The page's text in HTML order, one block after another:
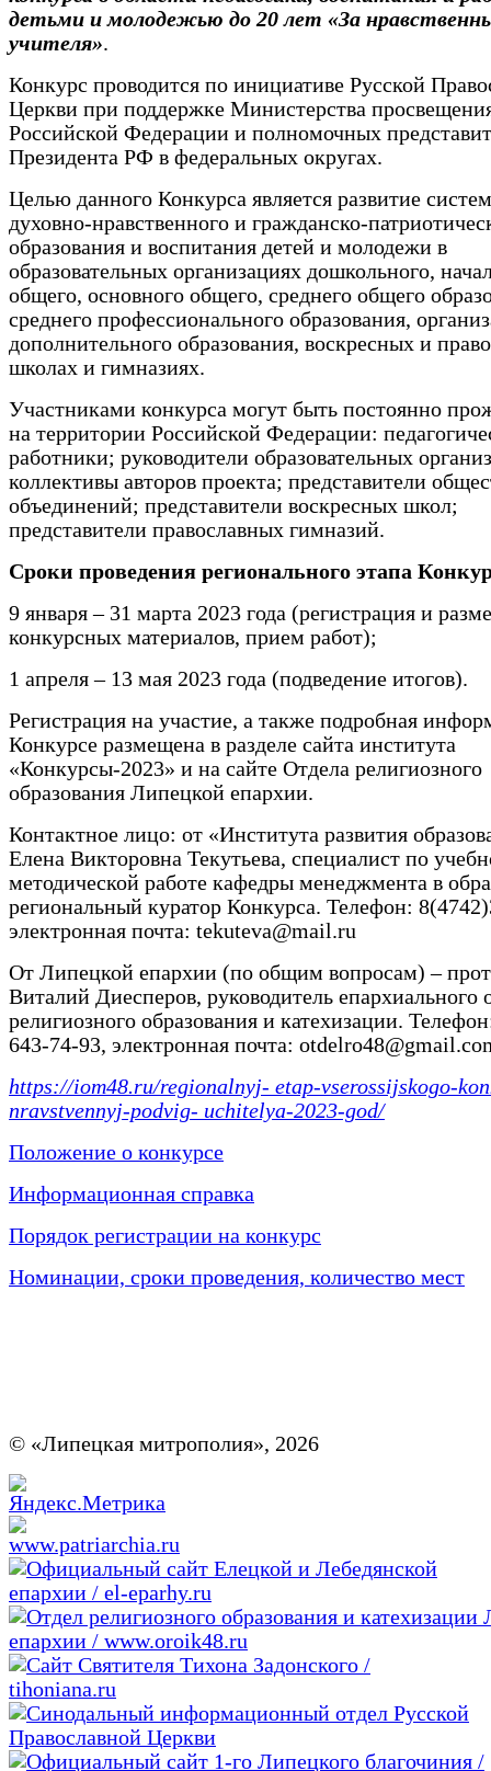
детьми и молодежью до 20 лет «За
учителя».
Конкурс проводится по инициативе Русской
Церкви при поддержке Министерства
Российской Федерации и полномочных
Президента РФ в федеральных округах.
Целью данного Конкурса является развитие
духовно-нравственного и гражданско-
образования и воспитания детей и молодежи в
образовательных организациях дошкольного,
общего, основного общего, среднего общего
среднего профессионального образования,
дополнительного образования, воскресных и
школах и гимназиях.
Участниками конкурса могут быть постоянно
на территории Российской Федерации:
работники; руководители образовательных
коллективы авторов проекта; представители
объединений; представители воскресных школ;
представители православных гимназий.
Сроки проведения регионального этапа
9 января – 31 марта 2023 года (регистрация и
конкурсных материалов, прием работ);
1 апреля – 13 мая 2023 года (подведение итогов).
Регистрация на участие, а также подробная
Конкурсе размещена в разделе сайта института
«Конкурсы-2023» и на сайте Отдела религиозного
образования Липецкой епархии.
Контактное лицо: от «Института развития
Елена Викторовна Текутьева, специалист по
методической работе кафедры менеджмента в
региональный куратор Конкурса. Телефон:
электронная почта: tekuteva@mail.ru
От Липецкой епархии (по общим вопросам) –
Виталий Диесперов, руководитель епархиального
религиозного образования и катехизации.
643-74-93, электронная почта:
https://iom48.ru/regionalnyj- etap-vserossijskogo-
nravstvennyj-podvig- uchitelya-2023-god/
Положение о конкурсе
Информационная справка
Порядок регистрации на конкурс
Номинации, сроки проведения, количество мест
© «Липецкая митрополия», 2026